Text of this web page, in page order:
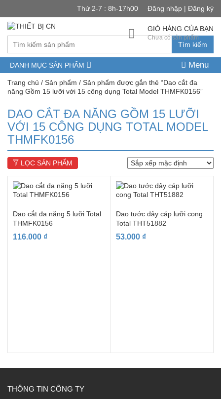
Thứ 2-7 : 8h-17h00 Đăng nhập | Đăng ký
Tìm kiếm
GIỎ HÀNG CỦA BẠN
Chưa có sản phẩm
DANH MỤC SẢN PHẨM Menu
Trang chủ / Sản phẩm / Sản phẩm được gắn thẻ “Dao cắt đa
năng Gồm 15 lưỡi với 15 công dụng Total Model THMFK0156”
DAO CẮT ĐA NĂNG GỒM 15 LƯỠI
VỚI 15 CÔNG DỤNG TOTAL MODEL
THMFK0156
LỌC SẢN PHẨM
Dao cắt đa năng 5 lưỡi Total
THMFK0156
116.000 ₫
Dao tước dây cáp lưỡi cong
Total THT51882
53.000 ₫
THÔNG TIN CÔNG TY